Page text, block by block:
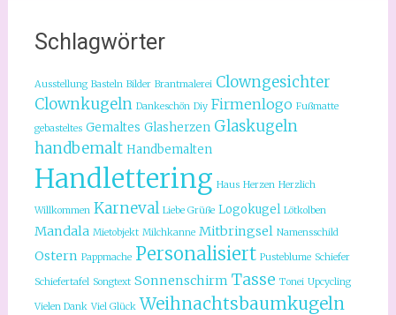
Schlagwörter
Ausstellung Basteln Bilder Brantmalerei Clowngesichter
Clownkugeln Dankeschön Diy Firmenlogo Fußmatte
gebasteltes Gemaltes Glasherzen Glaskugeln
handbemalt Handbemalten
Handlettering Haus Herzen Herzlich
Willkommen Karneval Liebe Grüße Logokugel Lötkolben
Mandala Mietobjekt Milchkanne Mitbringsel Namensschild
Ostern Pappmache Personalisiert Pusteblume Schiefer
Schiefertafel Songtext Sonnenschirm Tasse Tonei Upcycling
Vielen Dank Viel Glück Weihnachtsbaumkugeln